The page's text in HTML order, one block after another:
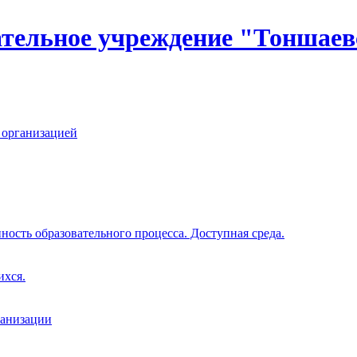
учреждение
образовательного процесса. Доступная среда.